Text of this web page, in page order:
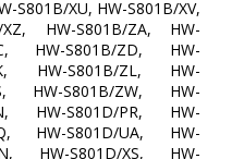
S801B/XU, HW-S801B/XV,
XZ, HW-S801B/ZA, HW-
HW-S801B/ZD, HW-
HW-S801B/ZL, HW-
HW-S801B/ZW, HW-
HW-S801D/PR, HW-
HW-S801D/UA, HW-
HW-S801D/XS, HW-